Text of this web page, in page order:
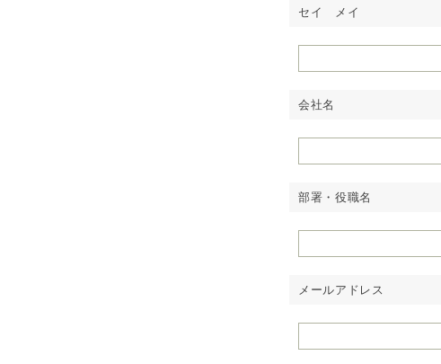
セイ メイ
会社名
部署・役職名
メールアドレス